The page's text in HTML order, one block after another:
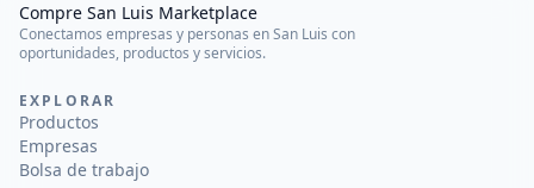
Compre San Luis Marketplace
Conectamos empresas y personas en San Luis con
oportunidades, productos y servicios.
EXPLORAR
Productos
Empresas
Bolsa de trabajo